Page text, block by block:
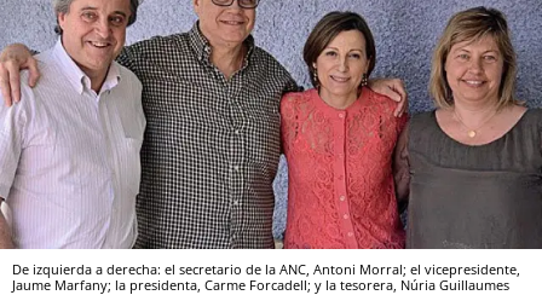
De izquierda a derecha: el secretario de la ANC, Antoni Morral; el vicepresidente,
Jaume Marfany; la presidenta, Carme Forcadell; y la tesorera, Núria Guillaumes